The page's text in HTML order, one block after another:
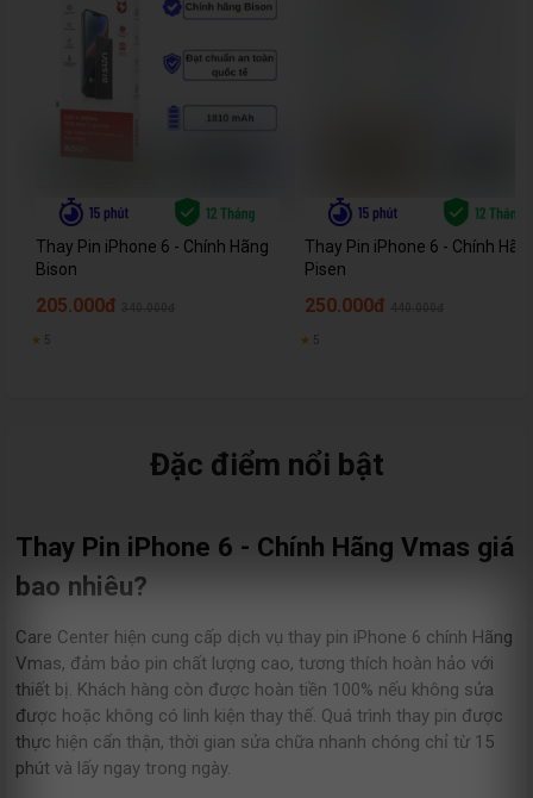
Thay Pin iPhone 6 - Chính Hãng
Bison
205.000đ
★ 5
Thay Pin iPhone 6 - Chính
Pisen
250.000đ
★ 5
Đặc điểm nổi bật
Thay Pin iPhone 6 - Chính Hãng Vmas giá
bao nhiêu?
Care Center hiện cung cấp dịch vụ thay pin iPhone 6 chính Hãng
Vmas, đảm bảo pin chất lượng cao, tương thích hoàn hảo với
thiết bị. Khách hàng còn được hoàn tiền 100% nếu không sửa
được hoặc không có linh kiện thay thế. Quá trình thay pin được
thực hiện cẩn thận, thời gian sửa chữa nhanh chóng chỉ từ 15
phút và lấy ngay trong ngày.